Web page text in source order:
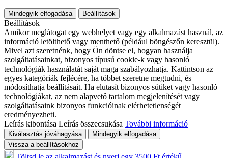
Mindegyik elfogadása Beállítások
Beállítások
Amikor meglátogat egy webhelyet vagy egy alkalmazást használ, az
információ letölthető vagy menthető (például böngészőn keresztül).
Mivel azt szeretnénk, hogy Ön döntse el, hogyan használja
szolgáltatásainkat, bizonyos típusú cookie-k vagy hasonló
technológiák használatát saját maga szabályozhatja. Kattintson az
egyes kategóriák fejlécére, ha többet szeretne megtudni, és
módosíthatja beállításait. Ha elutasít bizonyos sütiket vagy hasonló
technológiákat, az nem alapvető tartalom megjelenítését vagy
szolgáltatásaink bizonyos funkcióinak elérhetetlenségét
eredményezheti.
Leírás kibontása Leírás összecsukása További információ
Kiválasztás jóváhagyása
Mindegyik elfogadása
Vissza a beállításokhoz